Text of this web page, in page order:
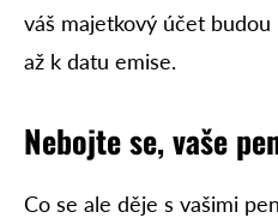
váš majetkový účet
až k datu emise.
Nebojte se, vaše
Co se ale děje s vašimi